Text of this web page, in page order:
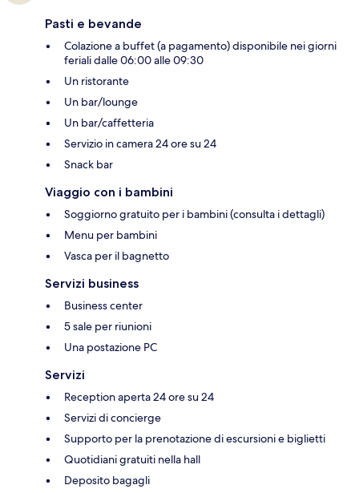
Pasti e bevande
Colazione a buffet (a pagamento) disponibile nei giorni
feriali dalle 06:00 alle 09:30
Un ristorante
Un bar/lounge
Un bar/caffetteria
Servizio in camera 24 ore su 24
Snack bar
Viaggio con i bambini
Soggiorno gratuito per i bambini (consulta i dettagli)
Menu per bambini
Vasca per il bagnetto
Servizi business
Business center
5 sale per riunioni
Una postazione PC
Servizi
Reception aperta 24 ore su 24
Servizi di concierge
Supporto per la prenotazione di escursioni e biglietti
Quotidiani gratuiti nella hall
Deposito bagagli